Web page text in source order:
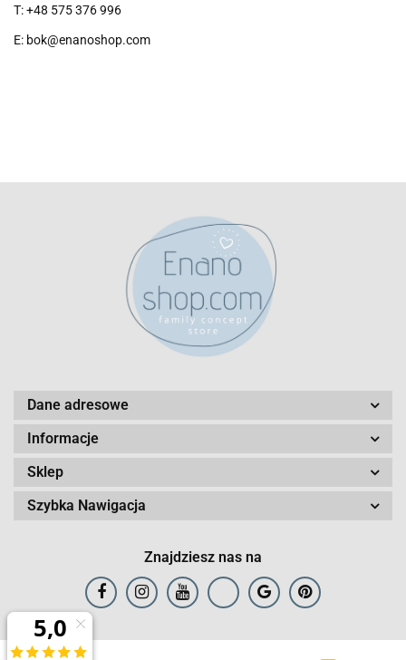
T: +48 575 376 996
E: bok@enanoshop.com
Dane adresowe
Informacje
Sklep
Szybka Nawigacja
Znajdziesz nas na